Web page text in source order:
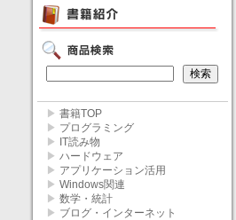
▶ 書籍TOP
▶ プログラミング
▶
IT読み物
▶ ハードウェア
▶ アプリケーション活用
▶ Windows関連
▶ 数学・統計
▶ ブログ・インターネット